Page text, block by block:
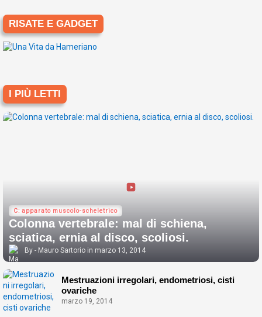
RISATE E GADGET
I PIÙ LETTI
C: apparato muscolo-scheletrico
Colonna vertebrale: mal di schiena,
sciatica, ernia al disco, scoliosi.
Mauro Sartorio marzo 13, 2014
Mestruazioni irregolari, endometriosi, cisti
ovariche
marzo 19, 2014